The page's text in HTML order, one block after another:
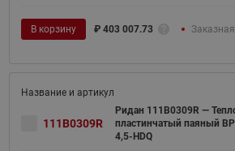
В корзину ₽ 403 007.73
111B0309R
Ридан 111B0309R —
пластинчатый паяный
4,5-HDQ